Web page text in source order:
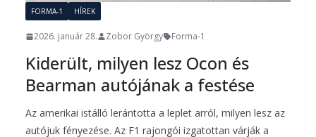
FORMA-1 HÍREK
2026. január 28. Zobor György Forma-1
Kiderült, milyen lesz Ocon és
Bearman autójának a festése
Az amerikai istálló lerántotta a leplet arról, milyen lesz az
autójuk fényezése. Az F1 rajongói izgatottan várják a